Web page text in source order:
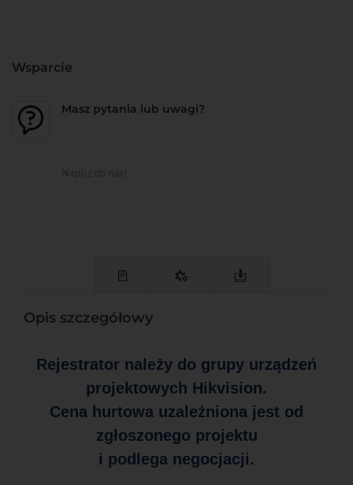
Wsparcie
Masz pytania lub uwagi?
Opis szczegółowy
Rejestrator należy do grupy urządzeń
projektowych Hikvision.
Cena hurtowa uzależniona jest od
zgłoszonego projektu
i podlega negocjacji.